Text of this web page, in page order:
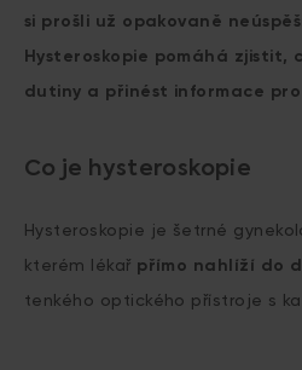
si prošli už opakovaně
Hysteroskopie pomáhá zjistit,
dutiny a přinést informace
Co je hysteroskopie
Hysteroskopie je šetrné
kterém lékař přímo nahlíží do
tenkého optického přístroje s